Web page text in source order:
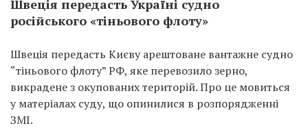
Швеція передасть Україні судно
російського «тіньового флоту»
Швеція передасть Києву арештоване вантажне судно
“тіньового флоту” РФ, яке перевозило зерно,
викрадене з окупованих територій. Про це мовиться
у матеріалах суду, що опинилися в розпорядженні
ЗМІ.